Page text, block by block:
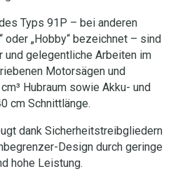
Typs 91P – bei anderen
oder „Hobby“ bezeichnet – sind
und gelegentliche Arbeiten im
Motorsägen und
Hubraum sowie Akku- und
cm Schnittlänge.
dank Sicherheitstreibgliedern
Design durch geringe
hohe Leistung.